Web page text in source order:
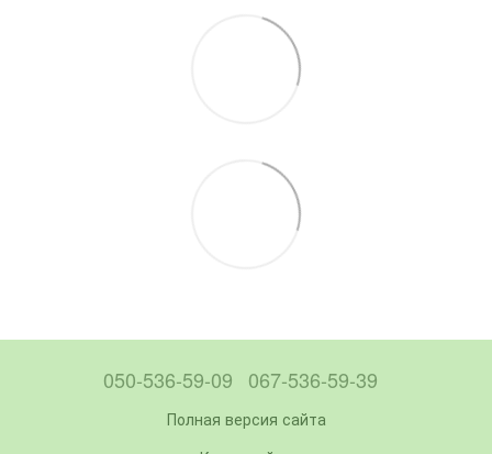
050-536-59-09 067-536-59-39
Полная версия сайта